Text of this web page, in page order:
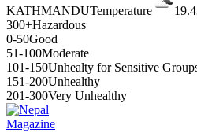
KATHMANDUTemperature
300+Hazardous
0-50Good
51-100Moderate
101-150Unhealty for Sensitive
151-200Unhealthy
201-300Very Unhealthy